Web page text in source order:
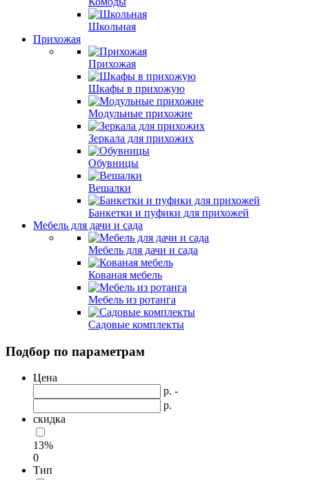
Школьная
Прихожая
Прихожая
Шкафы в прихожую
Модульные прихожие
Зеркала для прихожих
Обувницы
Вешалки
Банкетки и пуфики для прихожей
Мебель для дачи и сада
Мебель для дачи и сада
Кованая мебель
Мебель из ротанга
Садовые комплекты
Подбор по параметрам
Цена
р. -
р.
скидка
13%
0
Тип